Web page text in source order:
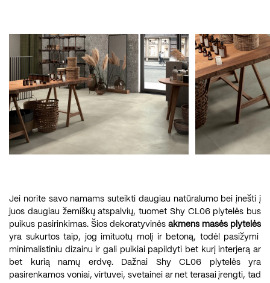
Jei norite savo namams suteikti daugiau natūralumo bei įnešti į
juos daugiau žemiškų atspalvių, tuomet Shy CL06 plytelės bus
puikus pasirinkimas. Šios dekoratyvinės akmens masės plytelės
yra sukurtos taip, jog imituotų molį ir betoną, todėl pasižymi
minimalistiniu dizainu ir gali puikiai papildyti bet kurį interjerą ar
bet kurią namų erdvę. Dažnai Shy CL06 plytelės yra
pasirenkamos voniai, virtuvei, svetainei ar net terasai įrengti, tad